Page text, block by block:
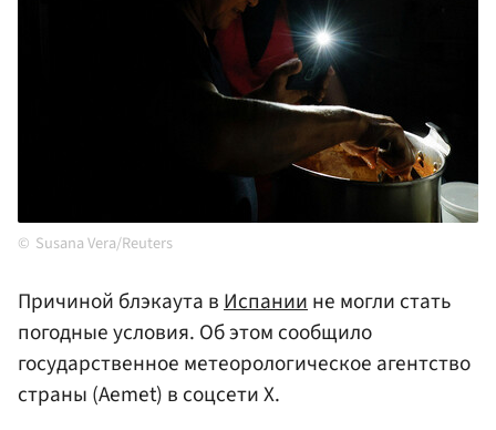
Susana Vera/Reuters
Причиной блэкаута вИспаниине могли стать
погодные условия. Об этом сообщило
государственное метеорологическое агентство
страны (Aemet) в соцсети X.